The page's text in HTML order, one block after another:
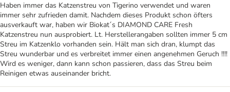
Haben immer das Katzenstreu von Tigerino verwendet und waren
immer sehr zufrieden damit. Nachdem dieses Produkt schon öfters
ausverkauft war, haben wir Biokat´s DIAMOND CARE Fresh
Katzenstreu nun ausprobiert. Lt. Herstellerangaben sollten immer 5 cm
Streu im Katzenklo vorhanden sein. Hält man sich dran, klumpt das
Streu wunderbar und es verbreitet immer einen angenehmen Geruch !!!!
Wird es weniger, dann kann schon passieren, dass das Streu beim
Reinigen etwas auseinander bricht.